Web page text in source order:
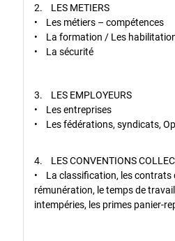
2. LES METIERS
• Les métiers – compétences
• La formation / Les
• La sécurité
3. LES EMPLOYEURS
• Les entreprises
• Les fédérations, syndicats,
4. LES CONVENTIONS
• La classification, les contrats
rémunération, le temps de
intempéries, les primes panier-